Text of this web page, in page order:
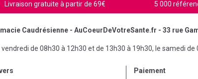
Livraison gratuite à partir de 69€ 5 000
Caudrésienne - AuCoeurDeVotreSante.fr - 33 rue
de 08h30 à 12h30 et de 13h30 à 19h30, le samedi
Paiement